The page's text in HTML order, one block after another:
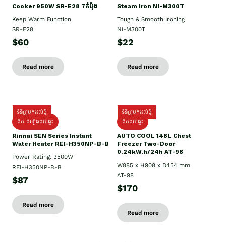
Cooker 950W SR-E28 7កំប៉ុង
Keep Warm Function
SR-E28
$60
Read more
Steam Iron NI-M300T
Tough & Smooth Ironing
NI-M300T
$22
Read more
ទំនិញមកដល់ថ្មី
ដឹក ដំឡើងដល់ផ្ទះ
Rinnai SEN Series Instant
Water Heater REI-H350NP-B-B
Power Rating: 3500W
REI-H350NP-B-B
$87
Read more
ទំនិញមកដល់ថ្មី
ដឹកដល់ផ្ទះ
AUTO COOL 148L Chest
Freezer Two-Door
0.24kW.h/24h AT-98
W885 x H908 x D454 mm
AT-98
$170
Read more